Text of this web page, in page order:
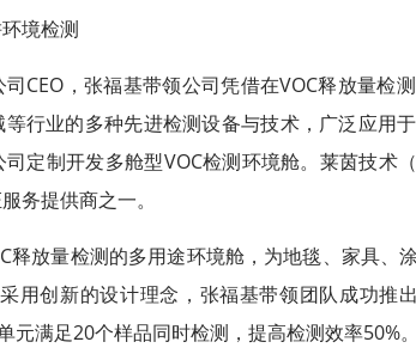
境检测
CEO，张福基带领公司凭借在VOC释放量检
行业的多种先进检测设备与技术，广泛应用
定制开发多舱型VOC检测环境舱。莱茵技术
务提供商之一。
释放量检测的多用途环境舱，为地毯、家具、
用创新的设计理念，张福基带领团队成功推
满足20个样品同时检测，提高检测效率50%。